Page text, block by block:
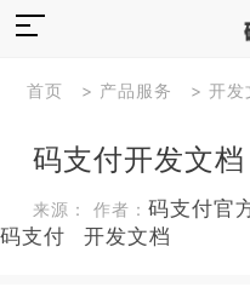
首页 > 产品服务 > 开发
码支付开发文档
来源： 作者： 码支付官
码支付 开发文档